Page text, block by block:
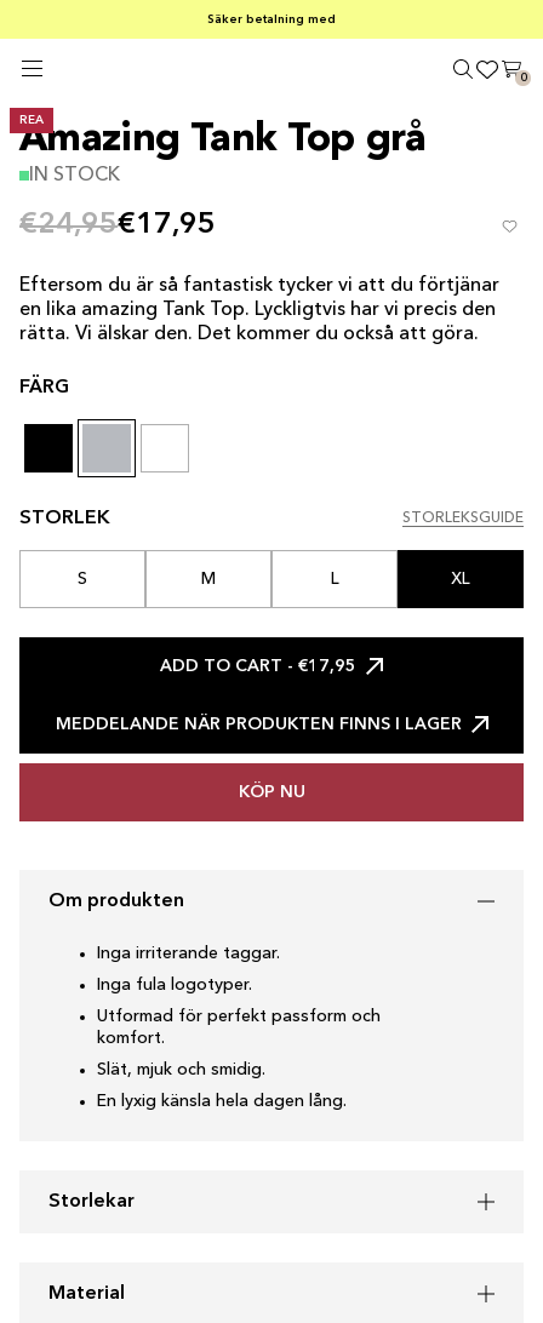
SOMMARREA – 30–50 % RABATT PÅ ALLT
FRI FRAKT PÅ KÖP ÖVER €100
Säker betalning med
0
REA
Amazing Tank Top grå
IN STOCK
€24,95€17,95
Eftersom du är så fantastisk tycker vi att du förtjänar
en lika amazing Tank Top. Lyckligtvis har vi precis den
rätta. Vi älskar den. Det kommer du också att göra.
FÄRG
STORLEK
STORLEKSGUIDE
S M L XL
ADD TO CART - €17,95
MEDDELANDE NÄR PRODUKTEN FINNS I LAGER
KÖP NU
Om produkten
Inga irriterande taggar.
Inga fula logotyper.
Utformad för perfekt passform och
komfort.
Slät, mjuk och smidig.
En lyxig känsla hela dagen lång.
Storlekar
Material